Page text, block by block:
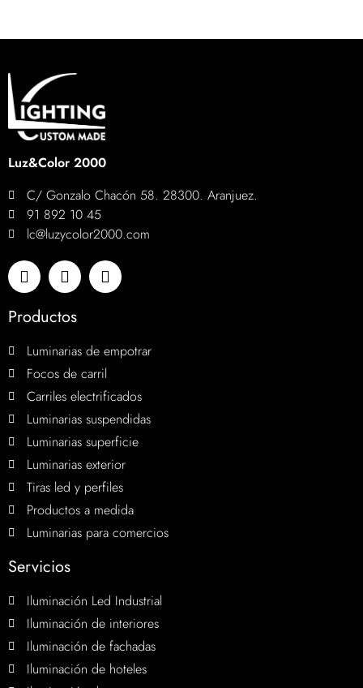
Luz&Color 2000
C/ Gonzalo Chacón 58. 28300. Aranjuez.
91 892 10 45
lc@luzycolor2000.com
Productos
Luminarias de empotrar
Focos de carril
Carriles electrificados
Luminarias suspendidas
Luminarias superficie
Luminarias exterior
Tiras led y perfiles
Productos a medida
Luminarias para comercios
Servicios
Iluminación Led Industrial
Iluminación de interiores
Iluminación de fachadas
Iluminación de hoteles